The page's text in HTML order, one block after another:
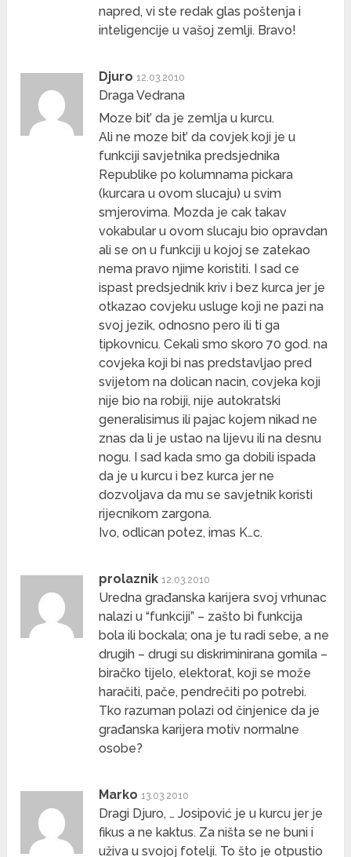
napred, vi ste redak glas poštenja i
inteligencije u vašoj zemlji. Bravo!
Djuro 12.03.2010
Draga Vedrana
Moze bit’ da je zemlja u kurcu.
Ali ne moze bit’ da covjek koji je u
funkciji savjetnika predsjednika
Republike po kolumnama pickara
(kurcara u ovom slucaju) u svim
smjerovima. Mozda je cak takav
vokabular u ovom slucaju bio opravdan
ali se on u funkciji u kojoj se zatekao
nema pravo njime koristiti. I sad ce
ispast predsjednik kriv i bez kurca jer je
otkazao covjeku usluge koji ne pazi na
svoj jezik, odnosno pero ili ti ga
tipkovnicu. Cekali smo skoro 70 god. na
covjeka koji bi nas predstavljao pred
svijetom na dolican nacin, covjeka koji
nije bio na robiji, nije autokratski
generalisimus ili pajac kojem nikad ne
znas da li je ustao na lijevu ili na desnu
nogu. I sad kada smo ga dobili ispada
da je u kurcu i bez kurca jer ne
dozvoljava da mu se savjetnik koristi
rijecnikom zargona.
Ivo, odlican potez, imas K…c.
prolaznik 12.03.2010
Uredna građanska karijera svoj vrhunac
nalazi u “funkciji” – zašto bi funkcija
bola ili bockala; ona je tu radi sebe, a ne
drugih – drugi su diskriminirana gomila –
biračko tijelo, elektorat, koji se može
haračiti, pače, pendrečiti po potrebi.
Tko razuman polazi od činjenice da je
građanska karijera motiv normalne
osobe?
Marko 13.03.2010
Dragi Djuro, … Josipović je u kurcu jer je
fikus a ne kaktus. Za ništa se ne buni i
uživa u svojoj fotelji. To što je otpustio